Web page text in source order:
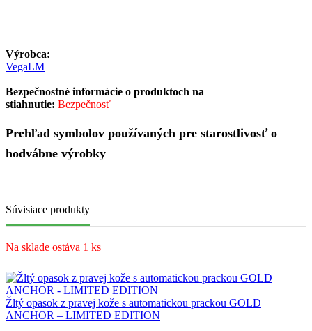
Výrobca:
VegaLM
Bezpečnostné informácie o produktoch na
stiahnutie: Bezpečnosť
Prehľad symbolov používaných pre starostlivosť o
hodvábne výrobky
Súvisiace produkty
Na sklade ostáva 1 ks
Žltý opasok z pravej kože s automatickou prackou GOLD
ANCHOR – LIMITED EDITION